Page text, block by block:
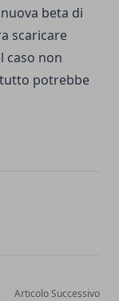
beta di
scaricare
caso non
potrebbe
Articolo Successivo